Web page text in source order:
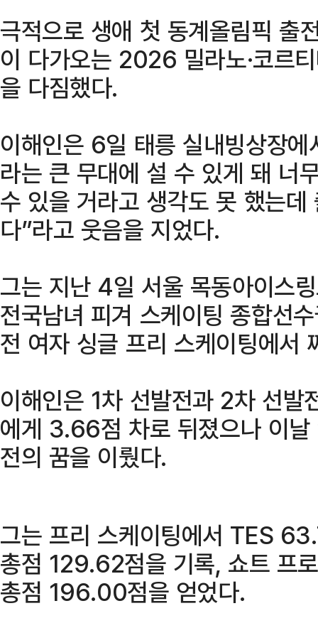
극적으로 생애 첫 동계올림픽 출
이 다가오는 2026 밀라노·코르
을 다짐했다.
이해인은 6일 태릉 실내빙상장
라는 큰 무대에 설 수 있게 돼 너
수 있을 거라고 생각도 못 했는
다”라고 웃음을 지었다.
그는 지난 4일 서울 목동아이스
전국남녀 피겨 스케이팅 종합선
전 여자 싱글 프리 스케이팅에서
이해인은 1차 선발전과 2차 선발
에게 3.66점 차로 뒤졌으나 이
전의 꿈을 이뤘다.
그는 프리 스케이팅에서 TES
총점 129.62점을 기록, 쇼트 프
총점 196.00점을 얻었다.